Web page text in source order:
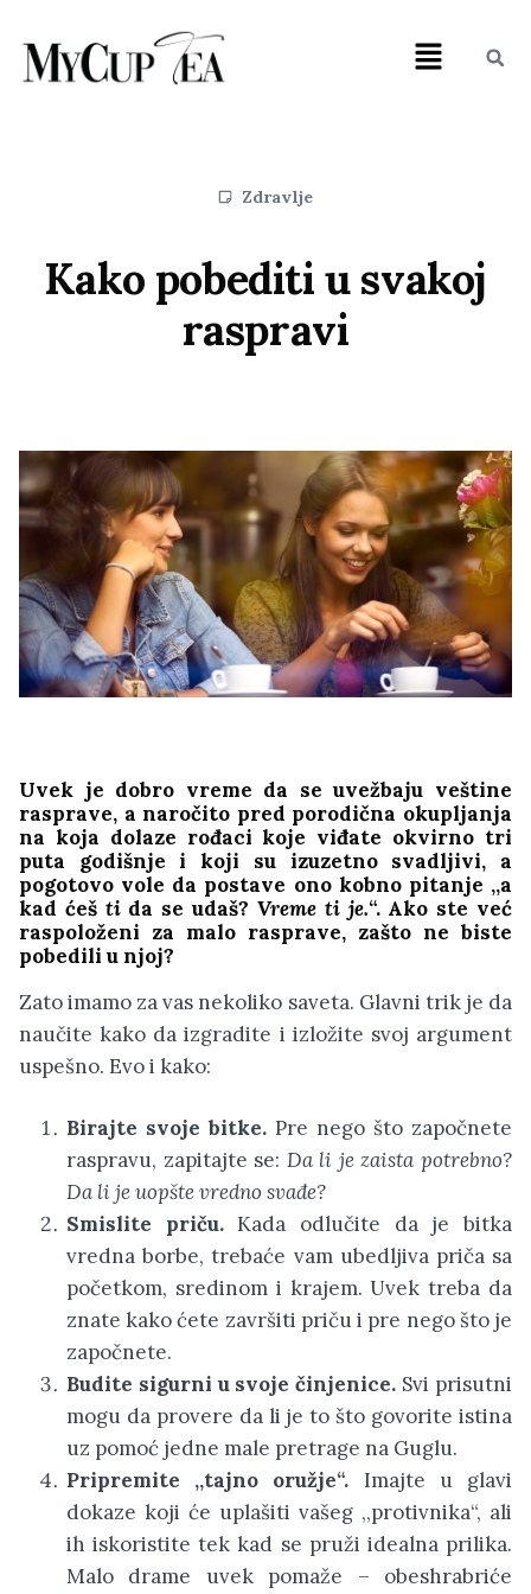
Zdravlje
Kako pobediti u svakoj
raspravi
Uvek je dobro vreme da se uvežbaju veštine
rasprave, a naročito pred porodična okupljanja
na koja dolaze rođaci koje viđate okvirno tri
puta godišnje i koji su izuzetno svadljivi, a
pogotovo vole da postave ono kobno pitanje ,,a
kad ćeš tida se udaš? Vreme ti je.“. Ako ste već
raspoloženi za malo rasprave, zašto ne biste
pobedili u njoj?
Zato imamo za vas nekoliko saveta. Glavni trik je da
naučite kako da izgradite i izložite svoj argument
uspešno. Evo i kako:
Birajte svoje bitke. Pre nego što započnete
raspravu, zapitajte se: Da li je zaista potrebno?
Da li je uopšte vredno svađe?
Smislite priču.Kada odlučite da je bitka
vredna borbe, trebaće vam ubedljiva priča sa
početkom, sredinom i krajem. Uvek treba da
znate kako ćete završiti priču i pre nego što je
započnete.
Budite sigurni u svoje činjenice. Svi prisutni
mogu da provere da li je to što govorite istina
uz pomoć jedne male pretrage na Guglu.
Pripremite ,,tajno oružje“. Imajte u glavi
dokaze koji će uplašiti vašeg ,,protivnika“, ali
ih iskoristite tek kad se pruži idealna prilika.
Malo drame uvek pomaže – obeshrabriće